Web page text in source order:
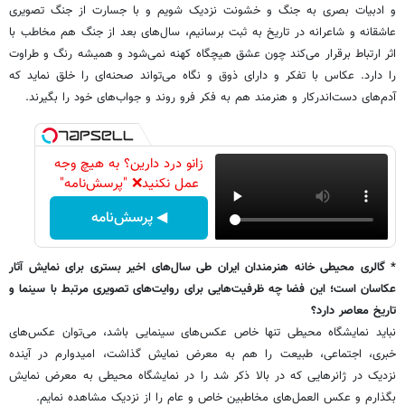
و ادبیات بصری به جنگ و خشونت نزدیک شویم و با جسارت از جنگ تصویری
عاشقانه و شاعرانه در تاریخ به ثبت برسانیم، سال‌های بعد از جنگ هم مخاطب با
اثر ارتباط برقرار می‌کند چون عشق هیچگاه کهنه نمی‌شود و همیشه رنگ و طراوت
را دارد. عکاس با تفکر و دارای ذوق و نگاه می‌تواند صحنه‌ای را خلق نماید که
آدم‌های دست‌اندرکار و هنرمند هم به فکر فرو روند و جواب‌های خود را بگیرند.
زانو درد دارین؟ به هیچ وجه
عمل نکنید❌ "پرسش‌نامه"
◀ پرسش‌نامه
* گالری محیطی خانه هنرمندان ایران طی سال‌های اخیر بستری برای نمایش آثار
عکاسان است؛ این فضا چه ظرفیت‌هایی برای روایت‌های تصویری مرتبط با سینما و
تاریخ معاصر دارد؟
نباید نمایشگاه محیطی تنها خاص عکس‌های سینمایی باشد، می‌توان عکس‌های
خبری، اجتماعی، طبیعت را هم به معرض نمایش گذاشت، امیدوارم در آینده
نزدیک در ژانرهایی که در بالا ذکر شد را در نمایشگاه محیطی به معرض نمایش
بگذارم و عکس العمل‌های مخاطبین خاص و عام را از نزدیک مشاهده نمایم.